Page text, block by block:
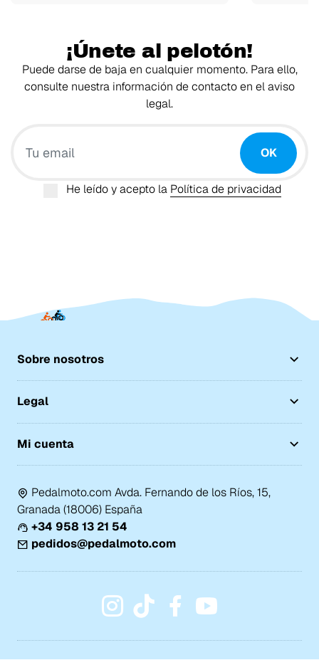
¡Únete al pelotón!
Puede darse de baja en cualquier momento. Para ello,
consulte nuestra información de contacto en el aviso
legal.
OK
He leído y acepto la Política de privacidad
Sobre nosotros
Legal
Mi cuenta
Pedalmoto.com Avda. Fernando de los Ríos, 15,
Granada (18006) España
+34 958 13 21 54
pedidos@pedalmoto.com